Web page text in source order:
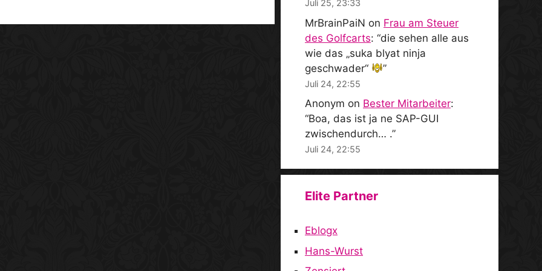
Juli 25, 23:33
MrBrainPaiN on Frau am Steuer
des Golfcarts: “die sehen alle aus
wie das „suka blyat ninja
geschwader“
”
Juli 24, 22:55
Anonym on Bester Mitarbeiter:
“Boa, das ist ja ne SAP-GUI
zwischendurch… .”
Juli 24, 22:55
Elite Partner
Eblogx
Hans-Wurst